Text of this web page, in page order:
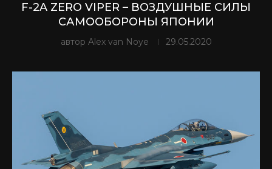
F-2A ZERO VIPER – ВОЗДУШНЫЕ СИЛЫ
САМООБОРОНЫ ЯПОНИИ
автор Alex van Noye 29.05.2020